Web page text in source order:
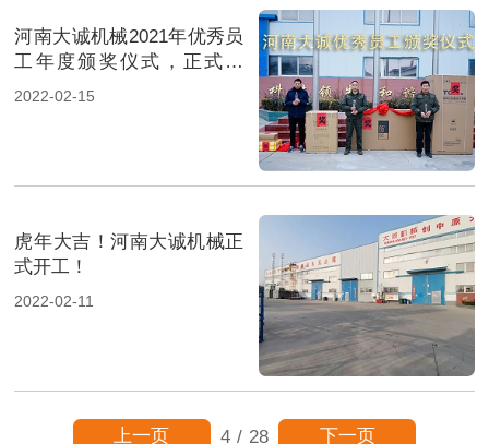
河南大诚机械2021年优秀员
工年度颁奖仪式，正式启
动！
2022-02-15
虎年大吉！河南大诚机械正
式开工！
2022-02-11
4 / 28
上一页 下一页